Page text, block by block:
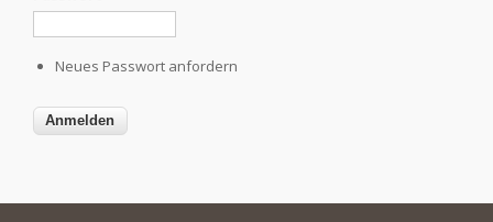
Neues Passwort anfordern